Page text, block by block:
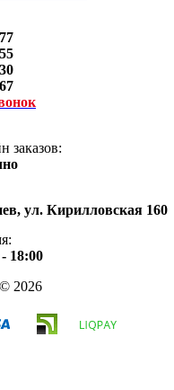
заказов:
ул. Кирилловская 160
18:00
2026